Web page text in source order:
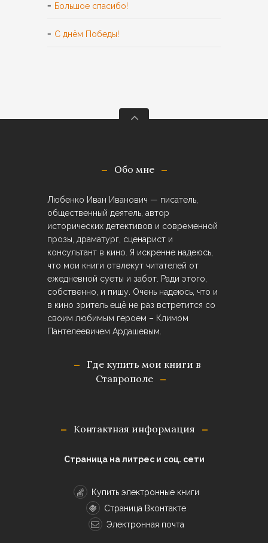
Большое спасибо!
С днём Победы!
Обо мне
Любенко Иван Иванович — писатель,
общественный деятель, автор
исторических детективов и современной
прозы, драматург, сценарист и
консультант в кино. Я искренне надеюсь,
что мои книги отвлекут читателей от
ежедневной суеты и забот. Ради этого,
собственно, и пишу. Очень надеюсь, что и
в кино зритель ещё не раз встретится со
своим любимым героем – Климом
Пантелеевичем Ардашевым.
Где купить мои книги в
Ставрополе
Контактная информация
Страница на литрес и соц. сети
Купить электронные книги
Страница Вконтакте
Электронная почта